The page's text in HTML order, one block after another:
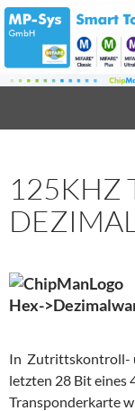
Zum
Inhalt
springen
125KHZ
Hex-
In Zutrittskontroll-
letzten 28 Bit eines
Transponderkarte